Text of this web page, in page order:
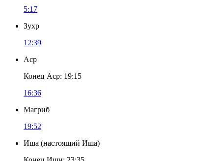
5:17
Зухр
12:39
Аср
Конец Аср: 19:15
16:36
Магриб
19:52
Иша (настоящий Иша)